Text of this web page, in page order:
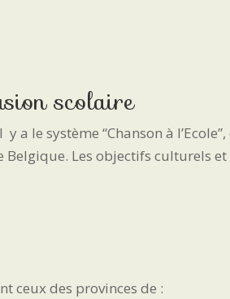
scolaire
le système “Chanson à
Les objectifs culturels
ceux des provinces de :